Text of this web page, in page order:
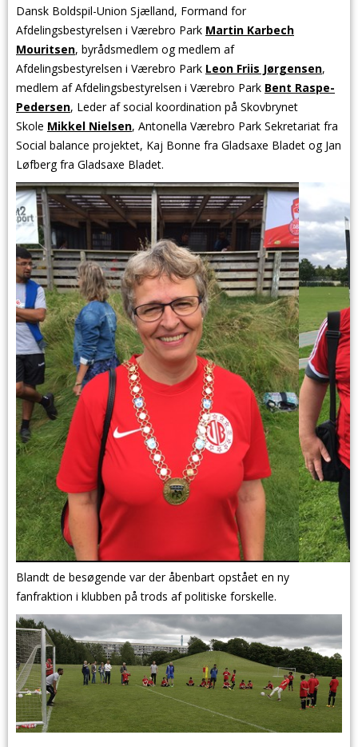
Dansk Boldspil-Union Sjælland, Formand for
Afdelingsbestyrelsen i Værebro Park Martin Karbech
Mouritsen, byrådsmedlem og medlem af
Afdelingsbestyrelsen i Værebro Park Leon Friis Jørgensen,
medlem af Afdelingsbestyrelsen i Værebro Park Bent Raspe-
Pedersen, Leder af social koordination på Skovbrynet
Skole Mikkel Nielsen, Antonella Værebro Park Sekretariat fra
Social balance projektet, Kaj Bonne fra Gladsaxe Bladet og Jan
Løfberg fra Gladsaxe Bladet.
Blandt de besøgende var der åbenbart opstået en ny
fanfraktion i klubben på trods af politiske forskelle.